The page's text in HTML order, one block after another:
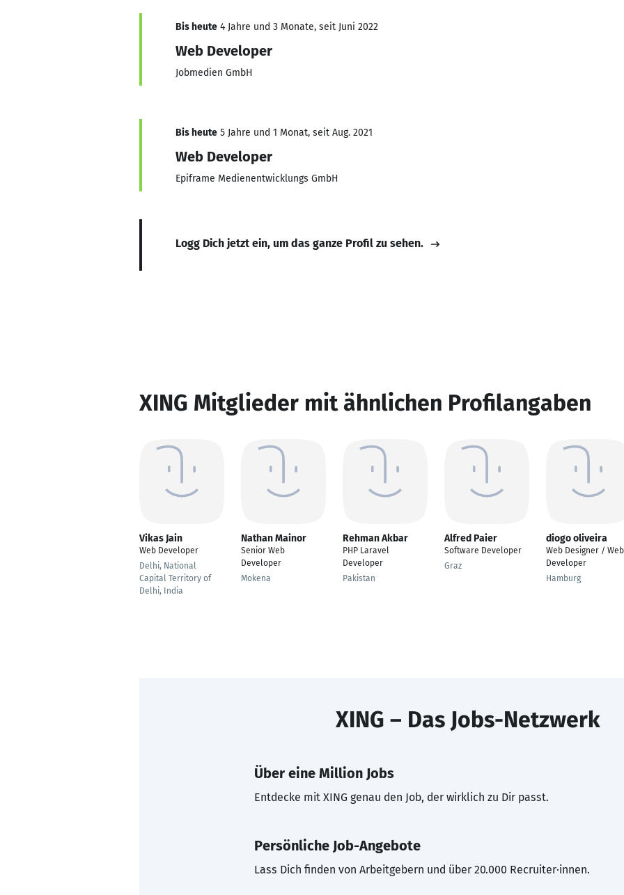
Bis heute 4 Jahre und 3 Monate, seit Juni 2022
Web Developer
Jobmedien GmbH
Bis heute 5 Jahre und 1 Monat, seit Aug. 2021
Web Developer
Epiframe Medienentwicklungs GmbH
Logg Dich jetzt ein, um das ganze Profil zu sehen.
XING Mitglieder mit ähnlichen Profilangaben
Vikas Jain
Web Developer
Delhi, National
Capital Territory of
Delhi, India
Nathan Mainor
Senior Web
Developer
Mokena
Rehman Akbar
PHP Laravel
Developer
Pakistan
Alfred Paier
Software Developer
Graz
diogo oliveira
Web Designer / Web
Developer
Hamburg
XING – Das Jobs-Netzwerk
Über eine Million Jobs
Entdecke mit XING genau den Job, der wirklich zu Dir passt.
Persönliche Job-Angebote
Lass Dich finden von Arbeitgebern und über 20.000 Recruiter·innen.